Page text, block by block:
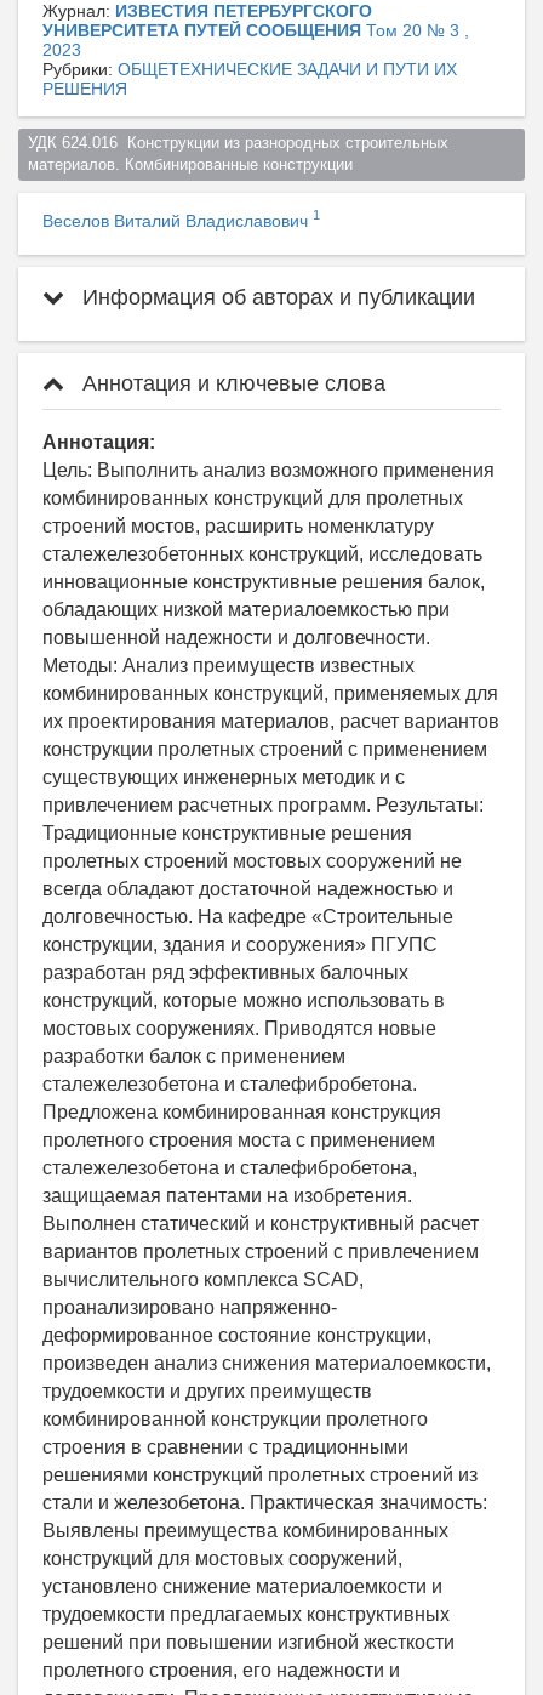
Журнал: ИЗВЕСТИЯ ПЕТЕРБУРГСКОГО
УНИВЕРСИТЕТА ПУТЕЙ СООБЩЕНИЯ Том 20 № 3 ,
2023
Рубрики: ОБЩЕТЕХНИЧЕСКИЕ ЗАДАЧИ И ПУТИ ИХ
РЕШЕНИЯ
УДК 624.016  Конструкции из разнородных строительных
материалов. Комбинированные конструкции
Веселов Виталий Владиславович 1
Информация об авторах и публикации
Аннотация и ключевые слова
Аннотация:
Цель: Выполнить анализ возможного применения
комбинированных конструкций для пролетных
строений мостов, расширить номенклатуру
сталежелезобетонных конструкций, исследовать
инновационные конструктивные решения балок,
обладающих низкой материалоемкостью при
повышенной надежности и долговечности.
Методы: Анализ преимуществ известных
комбинированных конструкций, применяемых для
их проектирования материалов, расчет вариантов
конструкции пролетных строений с применением
существующих инженерных методик и с
привлечением расчетных программ. Результаты:
Традиционные конструктивные решения
пролетных строений мостовых сооружений не
всегда обладают достаточной надежностью и
долговечностью. На кафедре «Строительные
конструкции, здания и сооружения» ПГУПС
разработан ряд эффективных балочных
конструкций, которые можно использовать в
мостовых сооружениях. Приводятся новые
разработки балок с применением
сталежелезобетона и сталефибробетона.
Предложена комбинированная конструкция
пролетного строения моста с применением
сталежелезобетона и сталефибробетона,
защищаемая патентами на изобретения.
Выполнен статический и конструктивный расчет
вариантов пролетных строений с привлечением
вычислительного комплекса SCAD,
проанализировано напряженно-
деформированное состояние конструкции,
произведен анализ снижения материалоемкости,
трудоемкости и других преимуществ
комбинированной конструкции пролетного
строения в сравнении с традиционными
решениями конструкций пролетных строений из
стали и железобетона. Практическая значимость:
Выявлены преимущества комбинированных
конструкций для мостовых сооружений,
установлено снижение материалоемкости и
трудоемкости предлагаемых конструктивных
решений при повышении изгибной жесткости
пролетного строения, его надежности и